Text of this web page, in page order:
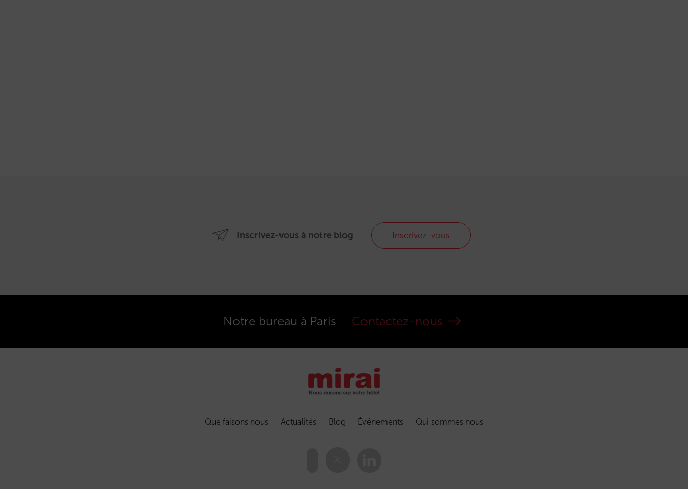
Inscrivez-vous à notre blog Inscrivez-vous
Notre bureau à Paris Contactez-nous
Que faisons nous Actualités Blog Événements Qui sommes nous